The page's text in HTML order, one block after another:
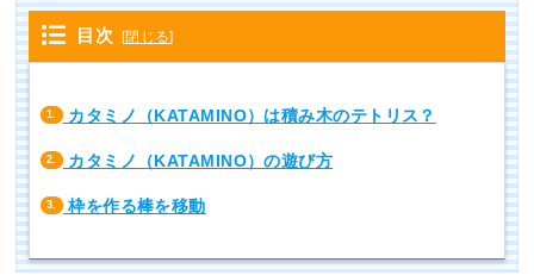
目次 [閉じる]
1. カタミノ（KATAMINO）は積み木のテトリス？
2. カタミノ（KATAMINO）の遊び方
3. 枠を作る棒を移動